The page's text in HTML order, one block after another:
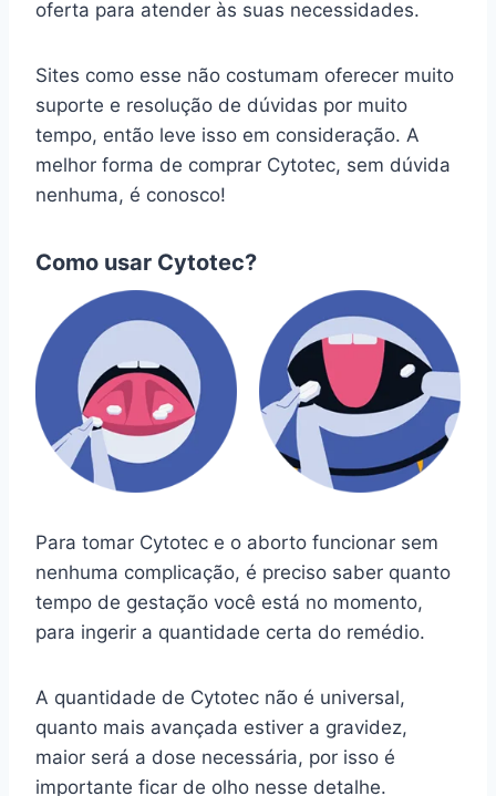
oferta para atender às suas necessidades.
Sites como esse não costumam oferecer muito
suporte e resolução de dúvidas por muito
tempo, então leve isso em consideração. A
melhor forma de comprar Cytotec, sem dúvida
nenhuma, é conosco!
Como usar Cytotec?
Para tomar Cytotec e o aborto funcionar sem
nenhuma complicação, é preciso saber quanto
tempo de gestação você está no momento,
para ingerir a quantidade certa do remédio.
A quantidade de Cytotec não é universal,
quanto mais avançada estiver a gravidez,
maior será a dose necessária, por isso é
importante ficar de olho nesse detalhe.